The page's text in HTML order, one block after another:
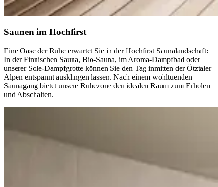
Saunen im Hochfirst
Eine Oase der Ruhe erwartet Sie in der Hochfirst Saunalandschaft:
In der Finnischen Sauna, Bio-Sauna, im Aroma-Dampfbad oder
unserer Sole-Dampfgrotte können Sie den Tag inmitten der Ötztaler
Alpen entspannt ausklingen lassen. Nach einem wohltuenden
Saunagang bietet unsere Ruhezone den idealen Raum zum Erholen
und Abschalten.